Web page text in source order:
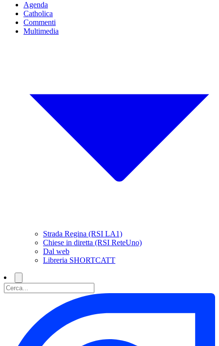
Agenda
Catholica
Commenti
Multimedia
Strada Regina (RSI LA1)
Chiese in diretta (RSI ReteUno)
Dal web
Libreria SHORTCATT